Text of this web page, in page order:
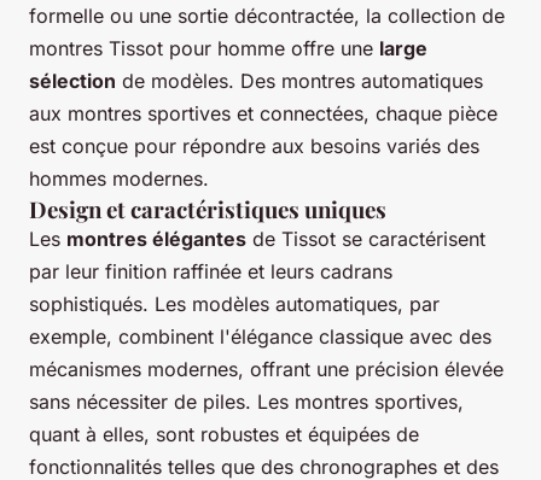
formelle ou une sortie décontractée, la collection de
montres Tissot pour homme offre une large
sélection de modèles. Des montres automatiques
aux montres sportives et connectées, chaque pièce
est conçue pour répondre aux besoins variés des
hommes modernes.
Design et caractéristiques uniques
Les montres élégantes de Tissot se caractérisent
par leur finition raffinée et leurs cadrans
sophistiqués. Les modèles automatiques, par
exemple, combinent l'élégance classique avec des
mécanismes modernes, offrant une précision élevée
sans nécessiter de piles. Les montres sportives,
quant à elles, sont robustes et équipées de
fonctionnalités telles que des chronographes et des